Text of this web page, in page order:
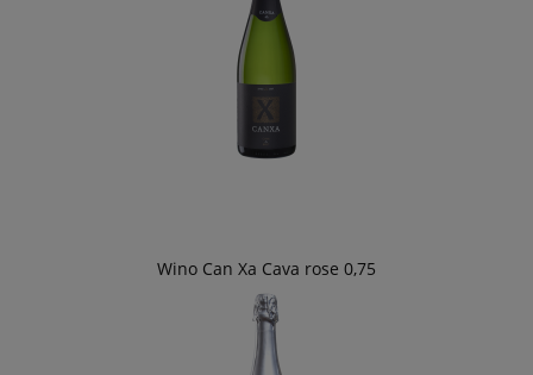
Wino Can Xa Cava rose 0,75